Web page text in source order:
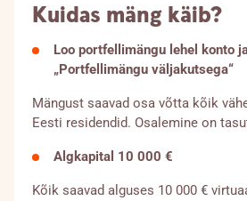
Kuidas mäng käib?
Loo portfellimängu lehel konto
„Portfellimängu väljakutsega“
Mängust saavad osa võtta kõik
Eesti residendid. Osalemine on
Algkapital 10 000 €
Kõik saavad alguses 10 000 €